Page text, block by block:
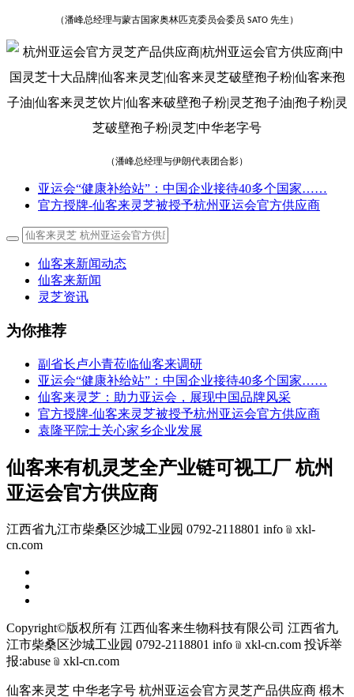
（潘峰总经理与蒙古国家奥林匹克委员会委员 SATO 先生）
（潘峰总经理与伊朗代表团合影）
亚运会“健康补给站”：中国企业接待40多个国家……
官方授牌-仙客来灵芝被授予杭州亚运会官方供应商
仙客来新闻动态
仙客来新闻
灵芝资讯
为你推荐
副省长卢小青莅临仙客来调研
亚运会“健康补给站”：中国企业接待40多个国家……
仙客来灵芝：助力亚运会，展现中国品牌风采
官方授牌-仙客来灵芝被授予杭州亚运会官方供应商
袁隆平院士关心家乡企业发展
仙客来有机灵芝全产业链可视工厂 杭州
亚运会官方供应商
江西省九江市柴桑区沙城工业园 0792-2118801 info﹫xkl-
cn.com
Copyright©版权所有 江西仙客来生物科技有限公司 江西省九
江市柴桑区沙城工业园 0792-2118801 info﹫xkl-cn.com 投诉举
报:abuse﹫xkl-cn.com
仙客来灵芝 中华老字号 杭州亚运会官方灵芝产品供应商 椴木